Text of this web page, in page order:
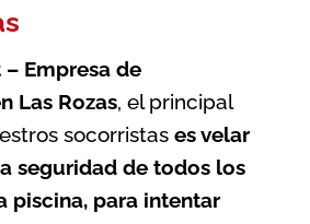
Empresa de
Las Rozas, el principal
socorristas es velar
seguridad de todos los
piscina, para intentar